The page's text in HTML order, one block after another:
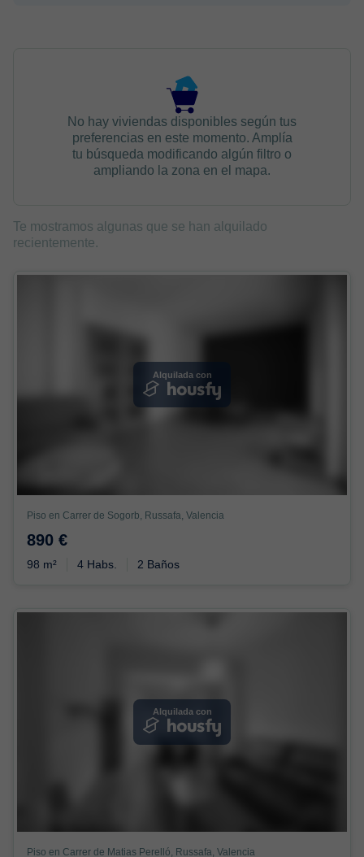
No hay viviendas disponibles según tus
preferencias en este momento. Amplía
tu búsqueda modificando algún filtro o
ampliando la zona en el mapa.
Te mostramos algunas que se han alquilado
recientemente.
Alquilada con
Piso en Carrer de Sogorb, Russafa, Valencia
890 €
98 m² 4 Habs. 2 Baños
Alquilada con
Piso en Carrer de Matias Perelló, Russafa, Valencia